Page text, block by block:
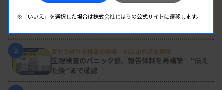
新人臨床検査技師の歩き方 ［第16回］
2 変わり続ける検査の現場 #32 山形済生病院
生理検査のパニック値、報告体制を再構築 “伝え
た後”まで確認
※「いいえ」を選択した場合は株式会社じほうの公式サイトに遷移します。